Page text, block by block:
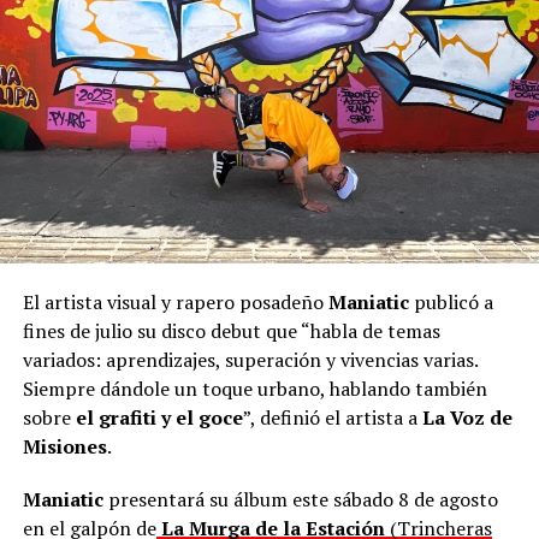
trabajan para darle alegría al pueblo para que se sumen.
Porque este reconocimiento no sucede todos los días, ni
en todas las provincias, y es muy valioso”.
En ese sentido, elSecretario de Estado de Cultura,
Joselo Schuap, adelantó en el mismo comunicado que,
en octubre, la cantante compartirá una gira por el
interior de Misiones con “Cultura en Movimiento”.
valiosa nos acompañe. Una mujer chamamecera de ley;
la más importante que hemos tenido”, apuntóSchuap
El artista visual y rapero posadeñoManiaticpublicó a
fines de julio su disco debut que “habla de temas
variados: aprendizajes, superación y vivencias varias.
Siempre dándole un toque urbano, hablando también
sobre el grafiti y el goce”, definió el artista aLa Voz de
Misiones.
Maniaticpresentará su álbum este sábado 8 de agosto
en el galpón deLa Murga de la Estación(Trincheras